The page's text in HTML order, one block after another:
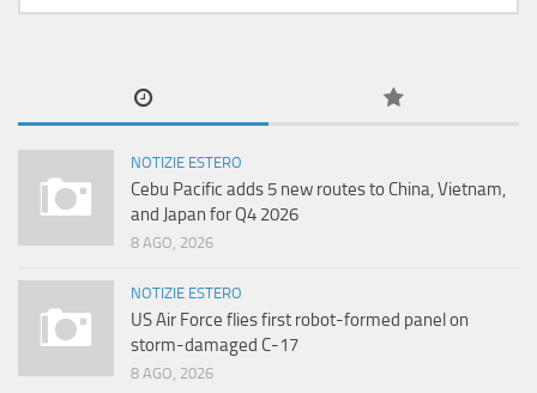
NOTIZIE ESTERO
Cebu Pacific adds 5 new routes to China, Vietnam,
and Japan for Q4 2026
8 AGO, 2026
NOTIZIE ESTERO
US Air Force flies first robot-formed panel on
storm-damaged C-17
8 AGO, 2026